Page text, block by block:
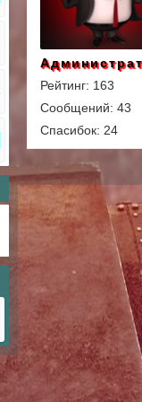
Рейтинг: 163
Сообщений: 43
Спасибок: 24